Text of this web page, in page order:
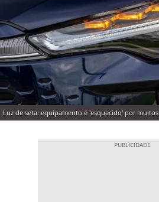
Luz de seta: equipamento é 'esquecido' por